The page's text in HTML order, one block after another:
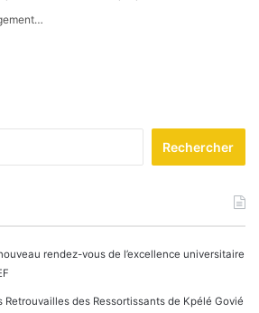
rendez-vous de l’excellence universitaire
Retrouvailles des Ressortissants de Kpélé Govié